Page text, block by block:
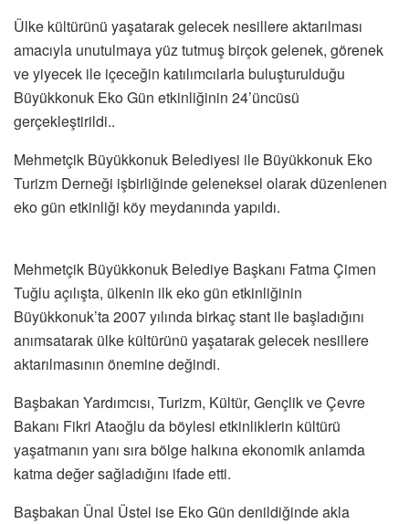
Ülke kültürünü yaşatarak gelecek nesillere aktarılması
amacıyla unutulmaya yüz tutmuş birçok gelenek, görenek
ve yiyecek ile içeceğin katılımcılarla buluşturulduğu
Büyükkonuk Eko Gün etkinliğinin 24’üncüsü
gerçekleştirildi..
Mehmetçik Büyükkonuk Belediyesi ile Büyükkonuk Eko
Turizm Derneği işbirliğinde geleneksel olarak düzenlenen
eko gün etkinliği köy meydanında yapıldı.
Mehmetçik Büyükkonuk Belediye Başkanı Fatma Çimen
Tuğlu açılışta, ülkenin ilk eko gün etkinliğinin
Büyükkonuk’ta 2007 yılında birkaç stant ile başladığını
anımsatarak ülke kültürünü yaşatarak gelecek nesillere
aktarılmasının önemine değindi.
Başbakan Yardımcısı, Turizm, Kültür, Gençlik ve Çevre
Bakanı Fikri Ataoğlu da böylesi etkinliklerin kültürü
yaşatmanın yanı sıra bölge halkına ekonomik anlamda
katma değer sağladığını ifade etti.
Başbakan Ünal Üstel ise Eko Gün denildiğinde akla